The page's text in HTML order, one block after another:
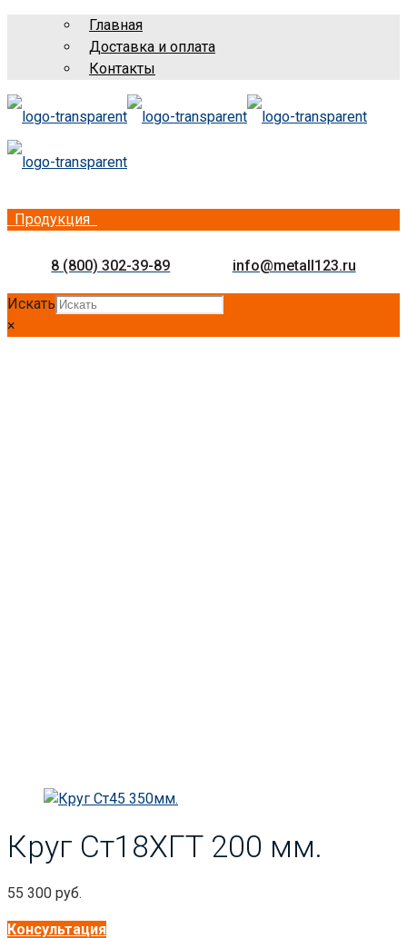
Главная
Доставка и оплата
Контакты
Продукция
8 (800) 302-39-89 info@metall123.ru
Искать
×
Круг Ст18ХГТ 200 мм.
55 300 руб.
Консультация